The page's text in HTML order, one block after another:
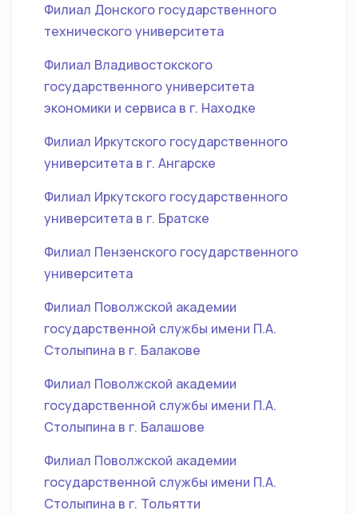
Филиал Донского государственного
технического университета
Филиал Владивостокского
государственного университета
экономики и сервиса в г. Находке
Филиал Иркутского государственного
университета в г. Ангарске
Филиал Иркутского государственного
университета в г. Братске
Филиал Пензенского государственного
университета
Филиал Поволжской академии
государственной службы имени П.А.
Столыпина в г. Балакове
Филиал Поволжской академии
государственной службы имени П.А.
Столыпина в г. Балашове
Филиал Поволжской академии
государственной службы имени П.А.
Столыпина в г. Тольятти